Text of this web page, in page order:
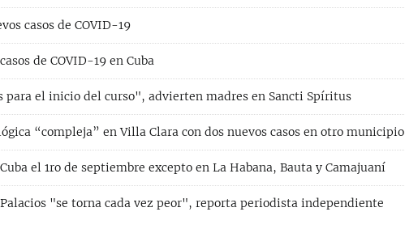
casos de COVID-19
de COVID-19 en Cuba
para el inicio del curso", advierten madres en Sancti Spíritus
“compleja” en Villa Clara con dos nuevos casos en otro municipio
el 1ro de septiembre excepto en La Habana, Bauta y Camajuaní
"se torna cada vez peor", reporta periodista independiente